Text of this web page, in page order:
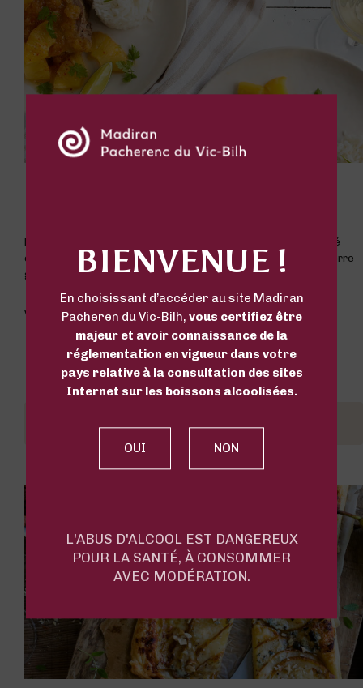
Recette de la blogueuse Sophie pour les gourmands de sucré
exotique et de salé. Poussez l’exotisme jusque dans votre verre
grâce à nos Pacherenc du Vic-Bilh sec…
VINS RECOMMANDÉS
Blanc sec
Découvrir la recette
BIENVENUE !
En choisissant d’accéder au site Madiran
Pacheren du Vic-Bilh, vous certifiez être
majeur et avoir connaissance de la
réglementation en vigueur dans votre
pays relative à la consultation des sites
Internet sur les boissons alcoolisées.
L'ABUS D'ALCOOL EST DANGEREUX
POUR LA SANTÉ, À CONSOMMER
AVEC MODÉRATION.